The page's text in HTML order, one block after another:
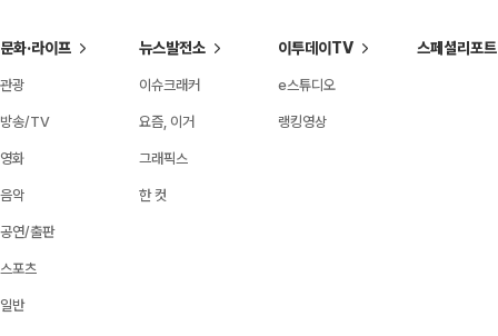
문화·라이프
관광
방송/TV
영화
음악
공연/출판
스포츠
일반
뉴스발전소
이슈크래커
요즘, 이거
그래픽스
한 컷
이투데이TV
e스튜디오
랭킹영상
스페셜리포트